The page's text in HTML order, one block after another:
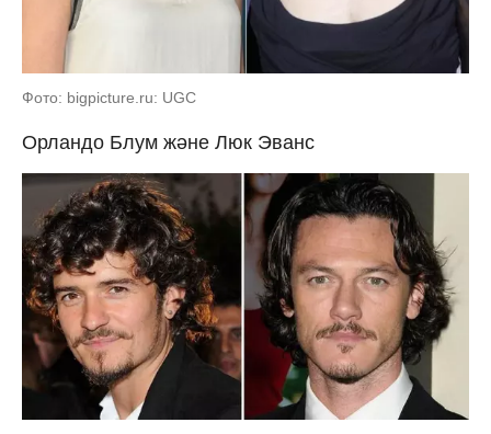
Фото: bigpicture.ru: UGC
Орландо Блум және Люк Эванс